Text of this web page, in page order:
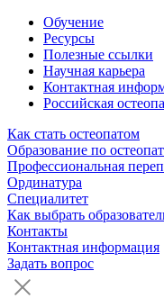
Обучение
Ресурсы
Полезные ссылки
Научная карьера
Контактная
Российская
Как стать остеопатом
Образование по
Профессиональная
Ординатура
Специалитет
Как выбрать
Контакты
Контактная информация
Задать вопрос